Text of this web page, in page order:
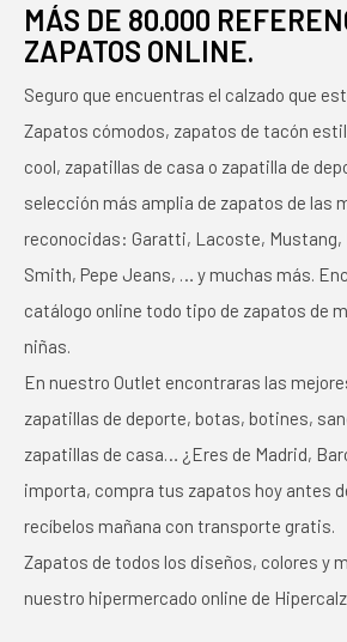
MÁS DE 80.000
ZAPATOS ONLINE.
Seguro que encuentras el calzado que
Zapatos cómodos, zapatos de tacón
cool, zapatillas de casa o zapatilla de
selección más amplia de zapatos de las
reconocidas: Garatti, Lacoste, Mustang,
Smith, Pepe Jeans, … y muchas más.
catálogo online todo tipo de zapatos de
niñas.
En nuestro Outlet encontraras las
zapatillas de deporte, botas, botines,
zapatillas de casa… ¿Eres de Madrid,
importa, compra tus zapatos hoy antes
recíbelos mañana con transporte gratis.
Zapatos de todos los diseños, colores y
nuestro hipermercado online de